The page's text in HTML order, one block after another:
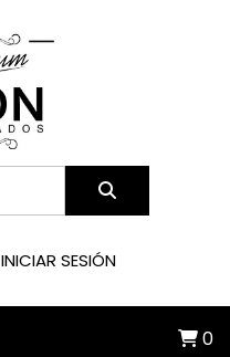
INICIAR SESIÓN
0